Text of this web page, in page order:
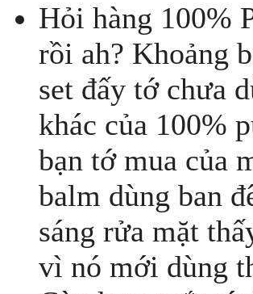
Hỏi hàng 100%
rồi ah? Khoảng
set đấy tớ chưa
khác của 100%
bạn tớ mua của
balm dùng ban
sáng rửa mặt
vì nó mới dùng